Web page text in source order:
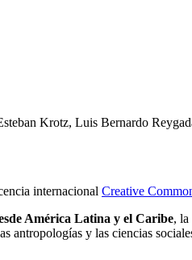
Krotz, Luis Bernardo
internacional Creative
América Latina y el Caribe, la
antropologías y las ciencias